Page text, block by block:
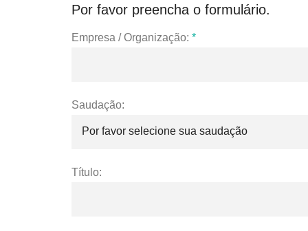
Por favor preencha o formulário.
Empresa / Organização: *
Saudação:
Título: